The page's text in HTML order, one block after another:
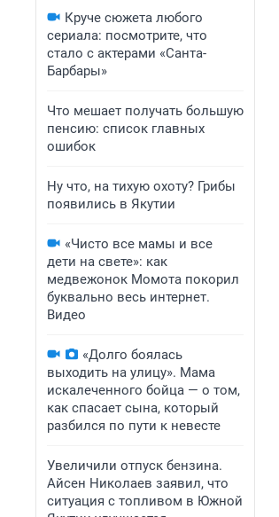
Круче сюжета любого
сериала: посмотрите, что
стало с актерами «Санта-
Барбары»
Что мешает получать большую
пенсию: список главных
ошибок
Ну что, на тихую охоту? Грибы
появились в Якутии
«Чисто все мамы и все
дети на свете»: как
медвежонок Момота покорил
буквально весь интернет.
Видео
«Долго боялась
выходить на улицу». Мама
искалеченного бойца — о том,
как спасает сына, который
разбился по пути к невесте
Увеличили отпуск бензина.
Айсен Николаев заявил, что
ситуация с топливом в Южной